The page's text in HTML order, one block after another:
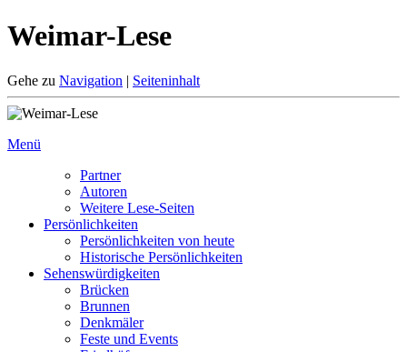
Weimar-Lese
Gehe zu Navigation | Seiteninhalt
Menü
Partner
Autoren
Weitere Lese-Seiten
Persönlichkeiten
Persönlichkeiten von heute
Historische Persönlichkeiten
Sehenswürdigkeiten
Brücken
Brunnen
Denkmäler
Feste und Events